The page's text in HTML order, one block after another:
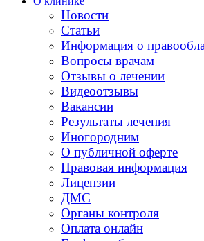
Новости
Статьи
Информация о
Вопросы врачам
Отзывы о лечении
Видеоотзывы
Вакансии
Результаты лечения
Иногородним
О публичной оферте
Правовая информация
Лицензии
ДМС
Органы контроля
Оплата онлайн